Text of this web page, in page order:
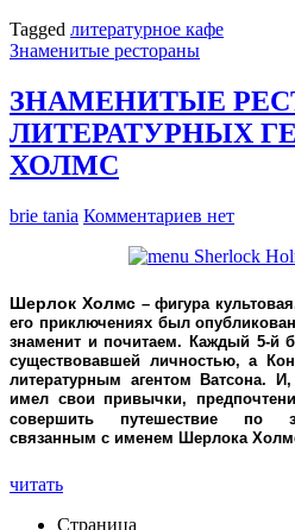
Tagged литературное кафе
Знаменитые рестораны
ЗНАМЕНИТЫЕ
ЛИТЕРАТУРНЫХ
ХОЛМС
brie tania Комментариев нет
Шерлок Холмс– фигура
его приключениях был
знаменит и почитаем. Каждый 5-й
существовавшей личностью, а
литературным агентом Ватсона.
имел свои привычки,
совершить путешествие по
связанным с именем Шерлока
читать
Страница